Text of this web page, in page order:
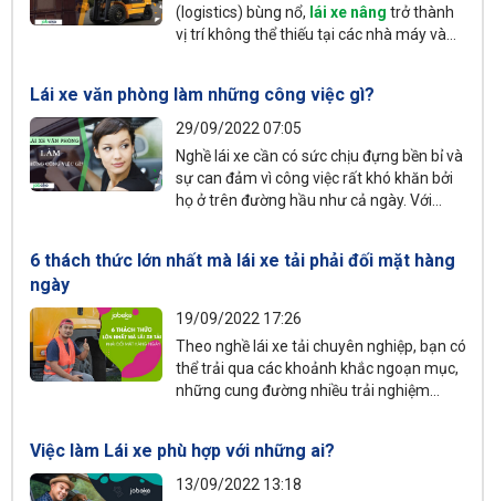
(logistics) bùng nổ, lái xe nâng trở thành
vị trí không thể thiếu tại các nhà máy và
Dựa trên phân tích từ hơn 581.660 tin
tuyển dụng từ JobOKO, bài viết này sẽ giải
mã chi tiết thu nhập của tài xế xe nâng
theo từng loại thiết bị và môi trường làm
việc.
Lái xe văn phòng làm những công việc gì?
29/09/2022 07:05
Nghề lái xe cần có sức chịu đựng bền bỉ và
sự can đảm vì công việc rất khó khăn bởi
họ ở trên đường hầu như cả ngày. Với
muốn biết tất cả thông tin về vị trínhân
xin ứng tuyển thì hãy cùng chúng tôi tham
6 thách thức lớn nhất mà lái xe tải phải đối mặt hàng
ngày
19/09/2022 17:26
Theo nghề lái xe tải chuyên nghiệp, bạn có
thể trải qua các khoảnh khắc ngoạn mục,
những cung đường nhiều trải nghiệm
mà lái xe tải phải đối mặt sẽ giúp bạn có
thể cân nhắc kỹ lưỡng khi ứng tuyển.
Việc làm Lái xe phù hợp với những ai?
13/09/2022 13:18